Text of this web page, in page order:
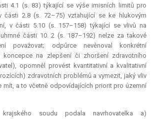
4.1 (s. 83) týkající se výše imisních limitů pro
části 2.8 (s. 72–75) vztahující se ke hlukovým
v části 5.10 (s. 157–158) týkající se vlivů na
části 10. 2 (s. 187–192) nelze za takové
považovat; odpůrce nevěnoval konkrétní
na zlepšení či zhoršení zdravotního
opomněl provést kvantitativní a kvalitativní
zdravotních problémů a vymezit, jaký vliv
mít, a to včetně odpovídajících priorit pro územní
soudu podala navrhovatelka a)